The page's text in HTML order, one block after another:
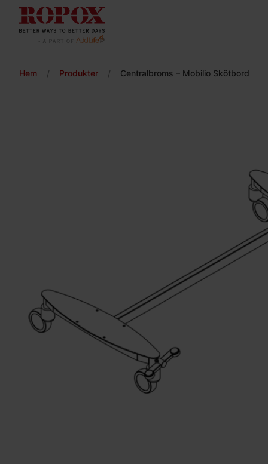
Hem / Produkter / Centralbroms – Mobilio Skötbord